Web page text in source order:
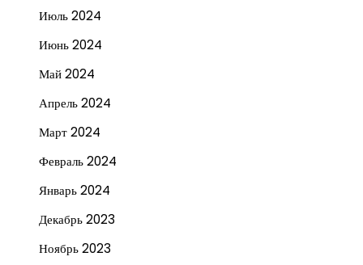
Июль 2024
Июнь 2024
Май 2024
Апрель 2024
Март 2024
Февраль 2024
Январь 2024
Декабрь 2023
Ноябрь 2023